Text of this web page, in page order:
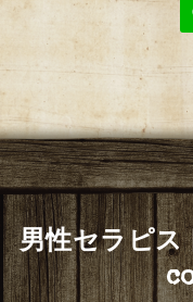
男性セラピス